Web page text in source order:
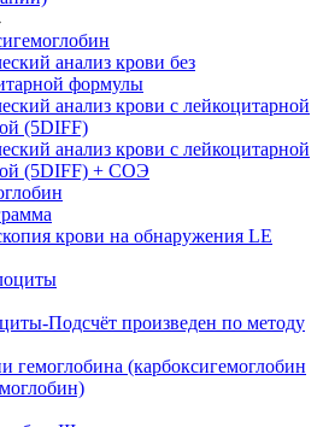
анализ крови без
формулы
анализ крови с лейкоцитарной
(5DIFF)
анализ крови с лейкоцитарной
(5DIFF) + СОЭ
крови на обнаружения LE
Подсчёт произведен по методу
гемоглобина (карбоксигемоглобин